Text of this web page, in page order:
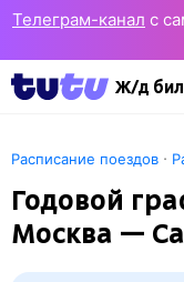
Телеграм-канал с
Ж/д
Расписание поездов ·
Годовой
Москва —